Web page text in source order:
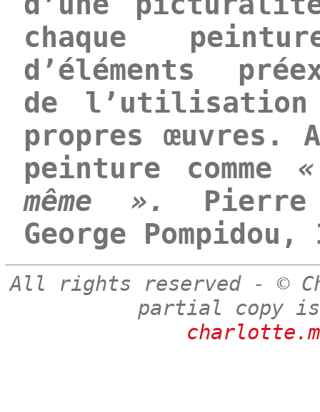
chaque
d’éléments
de l’utilisation
propres œuvres.
peinture comme
même ».
Pierre
George Pompidou,
All rights reserved - ©
partial copy